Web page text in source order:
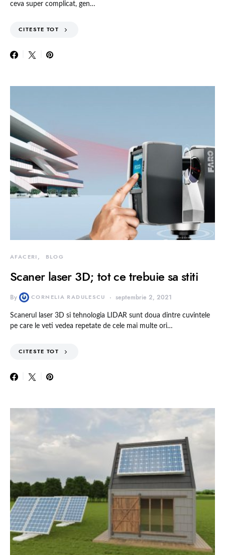
ceva super complicat, gen…
CITESTE TOT
AFACERI BLOG
Scaner laser 3D; tot ce trebuie sa stiti
By CORNELIA RADULESCU septembrie 2, 2021
Scanerul laser 3D si tehnologia LIDAR sunt doua dintre cuvintele
pe care le veti vedea repetate de cele mai multe ori…
CITESTE TOT